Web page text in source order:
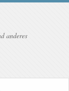
anderes